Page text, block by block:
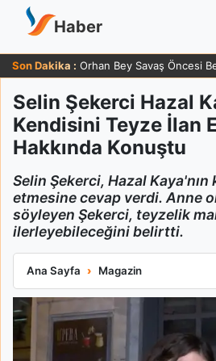
Haber
Son Dakika : Orhan Bey Savaş Öncesi
Selin Şekerci Hazal
Kendisini Teyze İlan
Hakkında Konuştu
Selin Şekerci, Hazal
etmesine cevap verdi. Anne
söyleyen Şekerci, teyzelik
ilerleyebileceğini belirtti.
Ana Sayfa Magazin
Selin Şekerci Hazal Kaya'nın